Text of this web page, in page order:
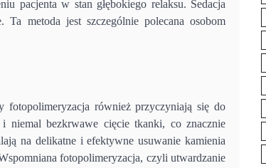
pacjenta w stan głębokiego relaksu. Sedacja
metoda jest szczególnie polecana osobom
fotopolimeryzacja również przyczyniają się do
niemal bezkrwawe cięcie tkanki, co znacznie
na delikatne i efektywne usuwanie kamienia
fotopolimeryzacja, czyli utwardzanie